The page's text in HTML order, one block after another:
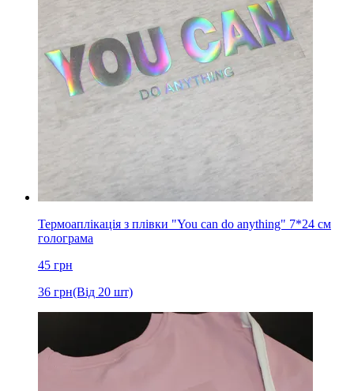
Термоаплікація з плівки "You can do anything" 7*24 см
голограма
45 грн
36 грн(Від 20 шт)